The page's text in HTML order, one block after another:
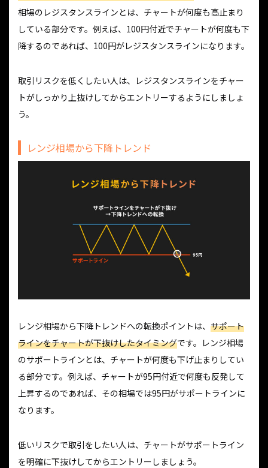
相場のレジスタンスラインとは、チャートが何度も高止まり
している部分です。例えば、100円付近でチャートが何度も下
降するのであれば、100円がレジスタンスラインになります。
取引リスクを低くしたい人は、レジスタンスラインをチャー
トがしっかり上抜けしてからエントリーするようにしましょ
う。
レンジ相場から下降トレンド
レンジ相場から下降トレンドへの転換ポイントは、 サポート
ラインをチャートが下抜けしたタイミングです。レンジ相場
のサポートラインとは、チャートが何度も下げ止まりしてい
る部分です。例えば、チャートが95円付近で何度も反発して
上昇するのであれば、その相場では95円がサポートラインに
なります。
低いリスクで取引をしたい人は、チャートがサポートライン
を明確に下抜けしてからエントリーしましょう。